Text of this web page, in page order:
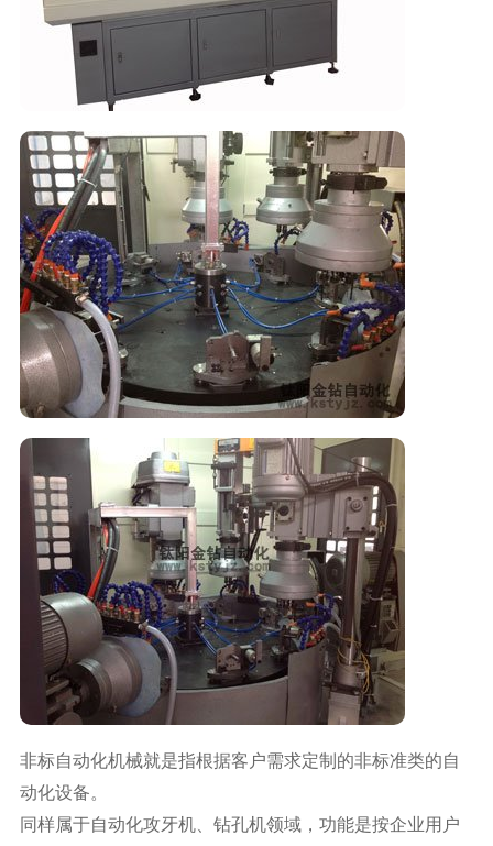
非标自动化机械就是指根据客户需求定制的非标准类的自
动化设备。
同样属于自动化攻牙机、钻孔机领域，功能是按企业用户